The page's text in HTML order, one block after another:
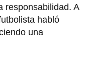
responsabilidad. A
habló
una